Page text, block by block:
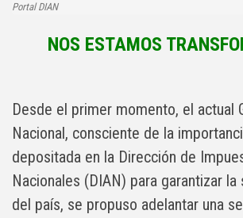
Portal DIAN
NOS ESTAMOS
Desde el primer momento, el actual
Nacional, consciente de la
depositada en la Dirección de
Nacionales (DIAN) para garantizar
del país, se propuso adelantar una